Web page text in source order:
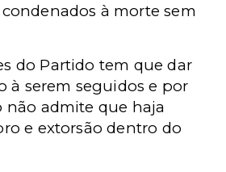
condenados à morte sem
do Partido tem que dar
à serem seguidos e por
não admite que haja
e extorsão dentro do